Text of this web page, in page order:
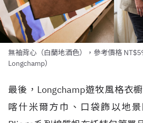
無袖背心（白蘭地酒色），參考價格
Longchamp）
最後，Longchamp遊牧風格衣
喀什米爾方巾、口袋飾以地